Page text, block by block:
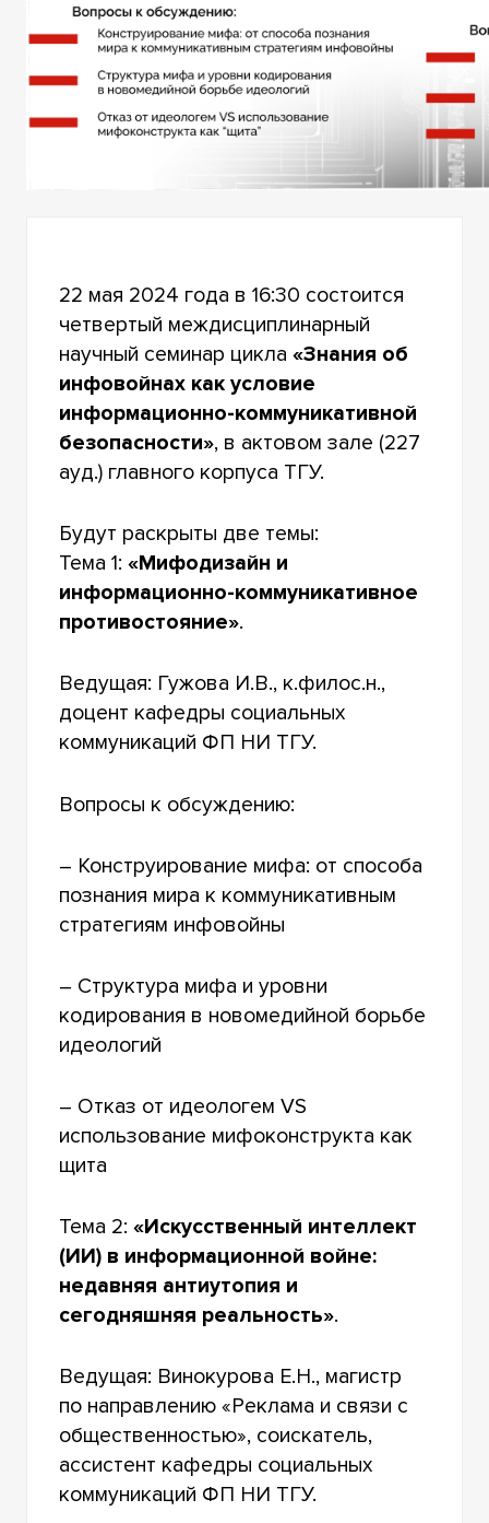
22 мая 2024 года в 16:30 состоится
четвертый междисциплинарный
научный семинар цикла«Знания об
инфовойнах как условие
информационно-коммуникативной
безопасности», в актовом зале (227
ауд.) главного корпуса ТГУ.
Будут раскрыты две темы:
Тема 1:«Мифодизайн и
информационно-коммуникативное
противостояние».
Ведущая: Гужова И.В., к.филос.н.,
доцент кафедры социальных
коммуникаций ФП НИ ТГУ.
Вопросы к обсуждению:
– Конструирование мифа: от способа
познания мира к коммуникативным
стратегиям инфовойны
– Структура мифа и уровни
кодирования в новомедийной борьбе
идеологий
– Отказ от идеологем VS
использование мифоконструкта как
щита
Тема 2:«Искусственный интеллект
(ИИ) в информационной войне:
недавняя антиутопия и
сегодняшняя реальность».
Ведущая: Винокурова Е.Н., магистр
по направлению «Реклама и связи с
общественностью», соискатель,
ассистент кафедры социальных
коммуникаций ФП НИ ТГУ.